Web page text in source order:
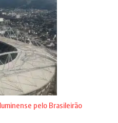
pelo Brasileirão